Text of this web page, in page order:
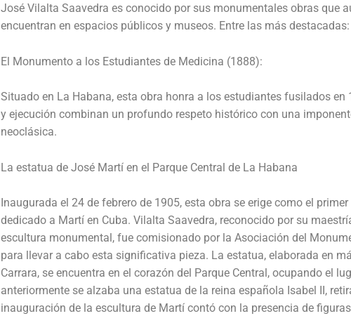
José Vilalta Saavedra es conocido por sus monumentales obras que
encuentran en espacios públicos y museos. Entre las más destacadas:
El Monumento a los Estudiantes de Medicina (1888):
Situado en La Habana, esta obra honra a los estudiantes fusilados en
y ejecución combinan un profundo respeto histórico con una
neoclásica.
La estatua de José Martí en el Parque Central de La Habana
Inaugurada el 24 de febrero de 1905, esta obra se erige como el
dedicado a Martí en Cuba. Vilalta Saavedra, reconocido por su
escultura monumental, fue comisionado por la Asociación del
para llevar a cabo esta significativa pieza. La estatua, elaborada en
Carrara, se encuentra en el corazón del Parque Central, ocupando el
anteriormente se alzaba una estatua de la reina española Isabel II,
inauguración de la escultura de Martí contó con la presencia de